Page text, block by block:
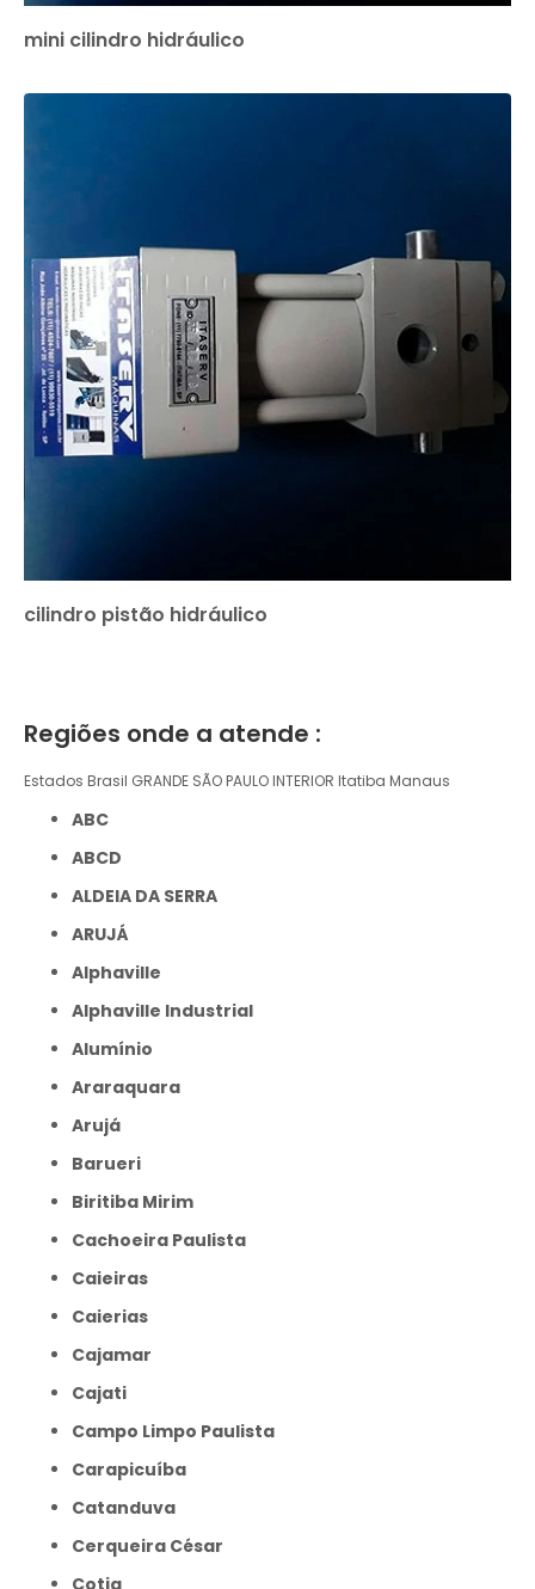
mini cilindro hidráulico
cilindro pistão hidráulico
Regiões onde a atende :
Estados Brasil GRANDE SÃO PAULO INTERIOR Itatiba Manaus
ABC
ABCD
ALDEIA DA SERRA
ARUJÁ
Alphaville
Alphaville Industrial
Alumínio
Araraquara
Arujá
Barueri
Biritiba Mirim
Cachoeira Paulista
Caieiras
Caierias
Cajamar
Cajati
Campo Limpo Paulista
Carapicuíba
Catanduva
Cerqueira César
Cotia